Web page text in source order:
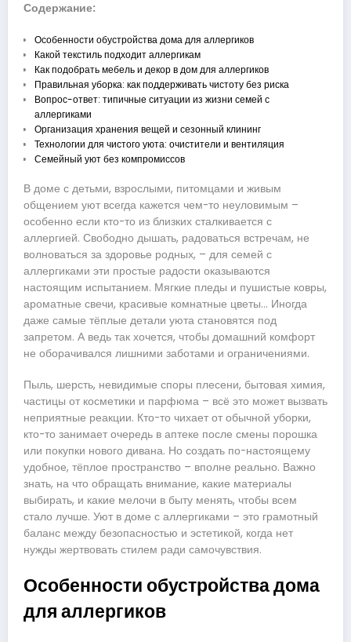
Содержание:
Особенности обустройства дома для аллергиков
Какой текстиль подходит аллергикам
Как подобрать мебель и декор в дом для аллергиков
Правильная уборка: как поддерживать чистоту без риска
Вопрос-ответ: типичные ситуации из жизни семей с
аллергиками
Организация хранения вещей и сезонный клининг
Технологии для чистого уюта: очистители и вентиляция
Семейный уют без компромиссов
В доме с детьми, взрослыми, питомцами и живым
общением уют всегда кажется чем-то неуловимым –
особенно если кто-то из близких сталкивается с
аллергией. Свободно дышать, радоваться встречам, не
волноваться за здоровье родных, – для семей с
аллергиками эти простые радости оказываются
настоящим испытанием. Мягкие пледы и пушистые ковры,
ароматные свечи, красивые комнатные цветы… Иногда
даже самые тёплые детали уюта становятся под
запретом. А ведь так хочется, чтобы домашний комфорт
не оборачивался лишними заботами и ограничениями.
Пыль, шерсть, невидимые споры плесени, бытовая химия,
частицы от косметики и парфюма – всё это может вызвать
неприятные реакции. Кто-то чихает от обычной уборки,
кто-то занимает очередь в аптеке после смены порошка
или покупки нового дивана. Но создать по-настоящему
удобное, тёплое пространство – вполне реально. Важно
знать, на что обращать внимание, какие материалы
выбирать, и какие мелочи в быту менять, чтобы всем
стало лучше. Уют в доме с аллергиками – это грамотный
баланс между безопасностью и эстетикой, когда нет
нужды жертвовать стилем ради самочувствия.
Особенности обустройства дома
для аллергиков